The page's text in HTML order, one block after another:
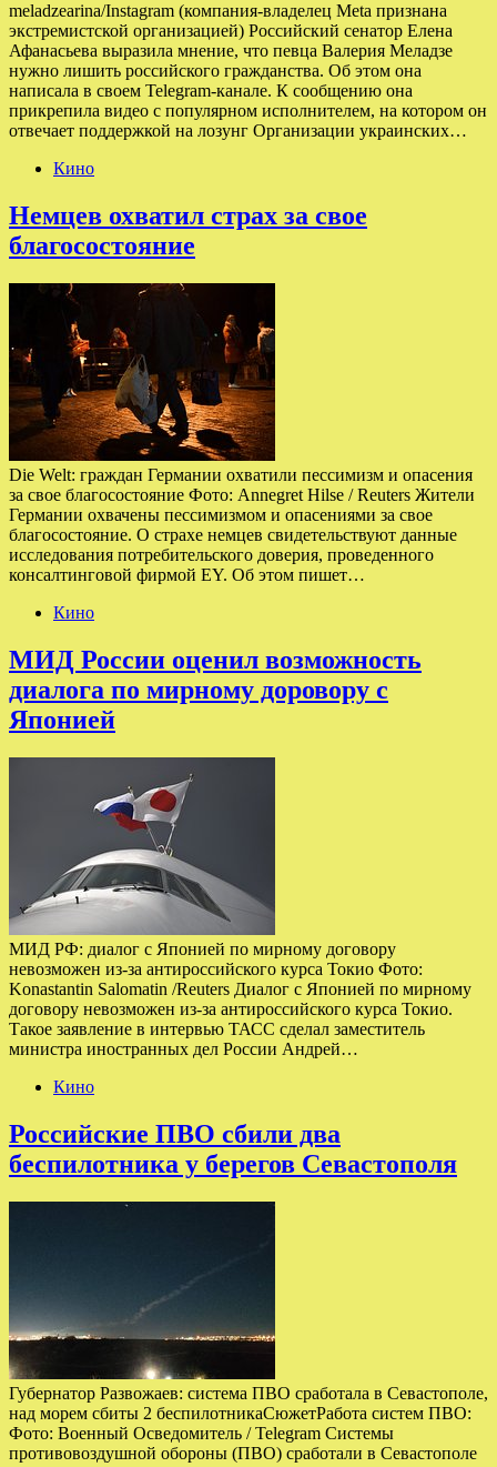
meladzearina/Instagram (компания-владелец Meta признана
экстремистской организацией) Российский сенатор Елена
Афанасьева выразила мнение, что певца Валерия Меладзе
нужно лишить российского гражданства. Об этом она
написала в своем Telegram-канале. К сообщению она
прикрепила видео с популярном исполнителем, на котором он
отвечает поддержкой на лозунг Организации украинских…
Кино
Немцев охватил страх за свое
благосостояние
Die Welt: граждан Германии охватили пессимизм и опасения
за свое благосостояние Фото: Annegret Hilse / Reuters Жители
Германии охвачены пессимизмом и опасениями за свое
благосостояние. О страхе немцев свидетельствуют данные
исследования потребительского доверия, проведенного
консалтинговой фирмой EY. Об этом пишет…
Кино
МИД России оценил возможность
диалога по мирному доровору с
Японией
МИД РФ: диалог с Японией по мирному договору
невозможен из-за антироссийского курса Токио Фото:
Konastantin Salomatin /Reuters Диалог с Японией по мирному
договору невозможен из-за антироссийского курса Токио.
Такое заявление в интервью ТАСС сделал заместитель
министра иностранных дел России Андрей…
Кино
Российские ПВО сбили два
беспилотника у берегов Севастополя
Губернатор Развожаев: система ПВО сработала в Севастополе,
над морем сбиты 2 беспилотникаСюжетРабота систем ПВО:
Фото: Военный Осведомитель / Telegram Системы
противовоздушной обороны (ПВО) сработали в Севастополе